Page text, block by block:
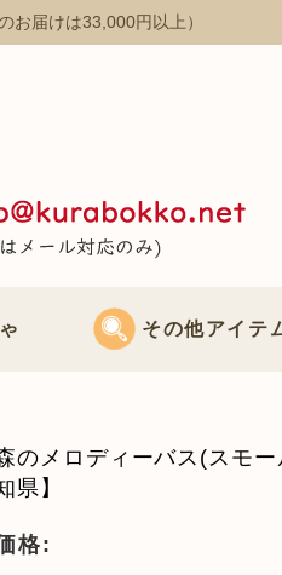
お届けは33,000円以上）
もちゃ
おもち
その他アイテ
のメロディーバス(スモ
県】
格: